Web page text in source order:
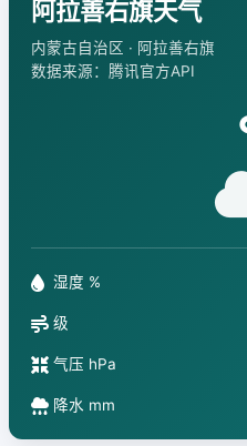
阿拉善右旗天气
内蒙古自治区 · 阿拉善右旗
数据来源：腾讯官方API
湿度 %
级
气压 hPa
降水 mm